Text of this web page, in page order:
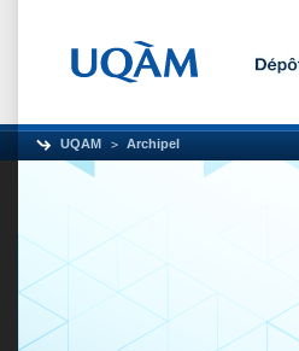
UQAM Archipel